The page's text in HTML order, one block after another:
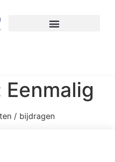
Eenmalig
/ bijdragen